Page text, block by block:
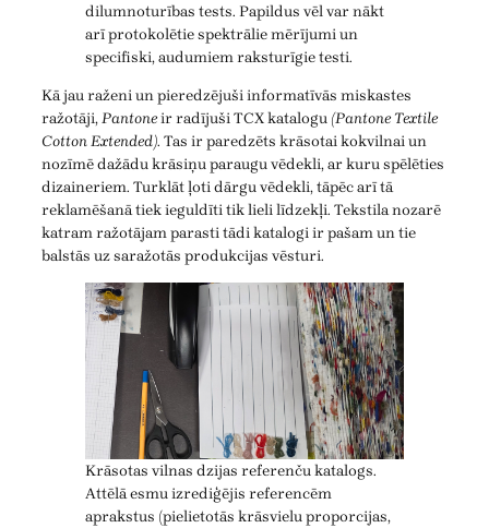
dilumnoturības tests. Papildus vēl var nākt
arī protokolētie spektrālie mērījumi un
specifiski, audumiem raksturīgie testi.
Kā jau raženi un pieredzējuši informatīvās miskastes
ražotāji,Pantoneir radījuši TCX katalogu (Pantone Textile
Cotton Extended). Tas ir paredzēts krāsotai kokvilnai un
nozīmē dažādu krāsiņu paraugu vēdekli, ar kuru spēlēties
dizaineriem. Turklāt ļoti dārgu vēdekli, tāpēc arī tā
reklamēšanā tiek ieguldīti tik lieli līdzekļi. Tekstila nozarē
katram ražotājam parasti tādi katalogi ir pašam un tie
balstās uz saražotās produkcijas vēsturi.
Krāsotas vilnas dzijas referenču katalogs.
Attēlā esmu izrediģējis referencēm
aprakstus (pielietotās krāsvielu proporcijas,